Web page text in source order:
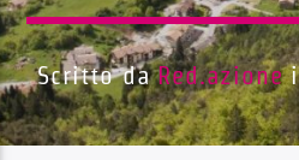
Radio Dolomiti
Scritto daRed.azione